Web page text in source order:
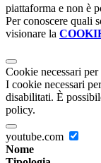
piattaforma e non è
Per conoscere quali
visionare la
Cookie necessari
I cookie necessari
disabilitati. È
policy.
youtube.com
Nome